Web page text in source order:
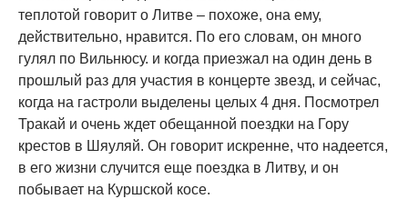
теплотой говорит о Литве – похоже, она ему,
действительно, нравится. По его словам, он много
гулял по Вильнюсу. и когда приезжал на один день в
прошлый раз для участия в концерте звезд, и сейчас,
когда на гастроли выделены целых 4 дня. Посмотрел
Тракай и очень ждет обещанной поездки на Гору
крестов в Шяуляй. Он говорит искренне, что надеется,
в его жизни случится еще поездка в Литву, и он
побывает на Куршской косе.